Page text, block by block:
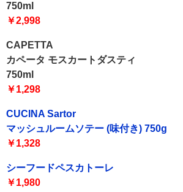
750ml
￥2,998
CAPETTA
カペータ モスカートダスティ
750ml
￥1,298
CUCINA Sartor
マッシュルームソテー (味付き) 750g
￥1,328
シーフードペスカトーレ
￥1,980